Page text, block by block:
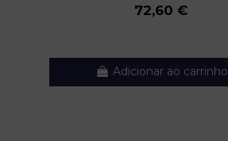
72,60 €
Adicionar ao carrinho